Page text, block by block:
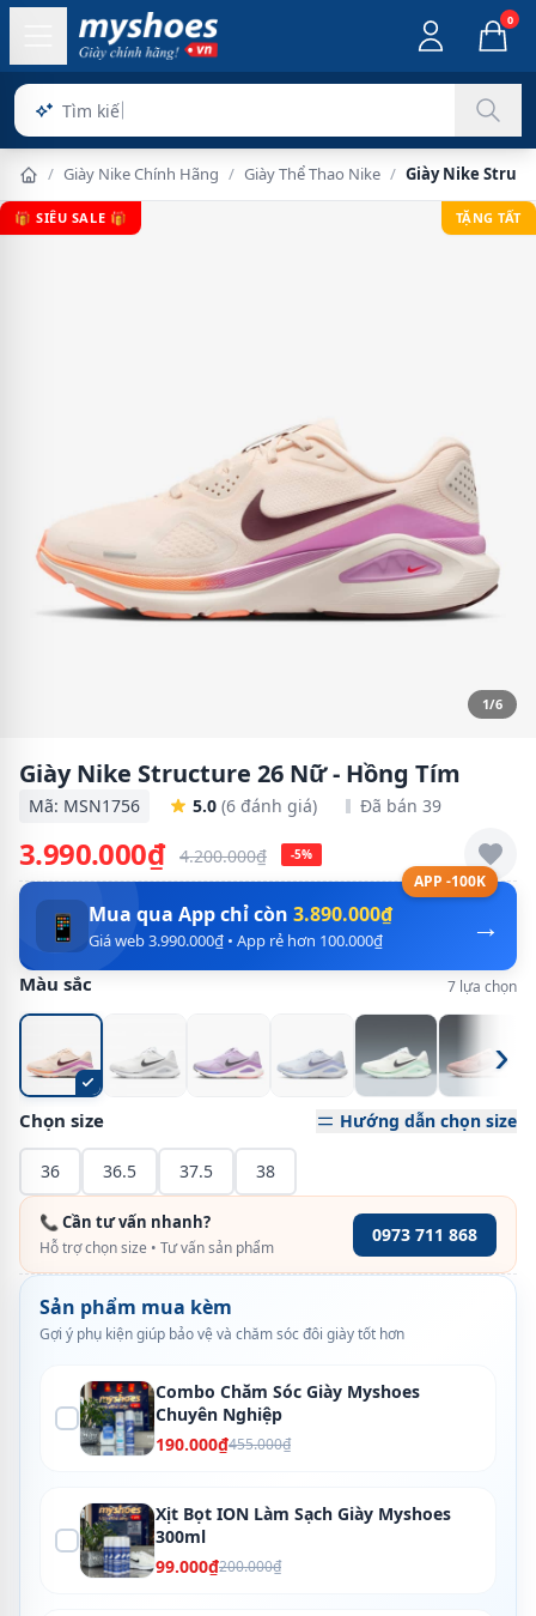
0
Sản
/ Giày Nike Chính Hãng / Giày Thể Thao Nike / Giày Nike
🎁 SIÊU SALE 🎁 TẶNG TẤT
1/6
Giày Nike Structure 26 Nữ - Hồng Tím
Mã: MSN1756 5.0 (6 đánh giá) Đã bán 39
3.990.000₫ 4.200.000₫ -5%
APP -100K
→
📱 Mua qua App chỉ còn 3.890.000₫
Giá web 3.990.000₫ • App rẻ hơn 100.000₫
Màu sắc 7 lựa chọn
›
Chọn size Hướng dẫn chọn size
36 36.5 37.5 38
📞 Cần tư vấn nhanh?
Hỗ trợ chọn size • Tư vấn sản phẩm
0973 711 868
Sản phẩm mua kèm
Gợi ý phụ kiện giúp bảo vệ và chăm sóc đôi giày tốt hơn
Combo Chăm Sóc Giày Myshoes
Chuyên Nghiệp
190.000₫455.000₫
Xịt Bọt ION Làm Sạch Giày Myshoes
300ml
99.000₫200.000₫